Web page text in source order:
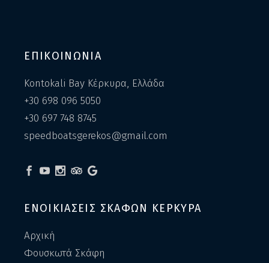
ΕΠΙΚΟΙΝΩΝΙΑ
Kontokali Bay Κέρκυρα, Ελλάδα
+30 698 096 5050
+30 697 748 8745
speedboatsgerekos@gmail.com
ΕΝΟΙΚΙΑΣΕΙΣ ΣΚΑΦΩΝ ΚΕΡΚΥΡΑ
Αρχική
Φουσκωτά Σκάφη